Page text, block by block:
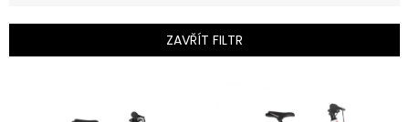
í
r
ZAVŘÍT FILTR